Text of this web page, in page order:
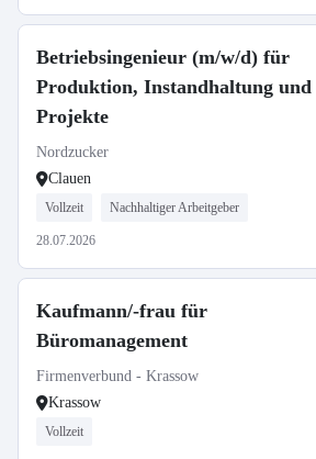
Betriebsingenieur (m/w/d) für
Produktion, Instandhaltung und
Projekte
Nordzucker
Clauen
Vollzeit Nachhaltiger Arbeitgeber
28.07.2026
Kaufmann/-frau für
Büromanagement
Firmenverbund - Krassow
Krassow
Vollzeit